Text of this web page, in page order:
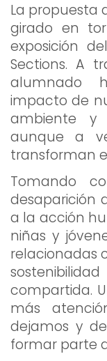
La propuesta
girado en
exposición
Sections. A
alumnado
impacto de
ambiente y
aunque a
transforman
Tomando
desaparición
a la acción
niñas y
relacionadas
compartida.
más
dejamos y
formar parte